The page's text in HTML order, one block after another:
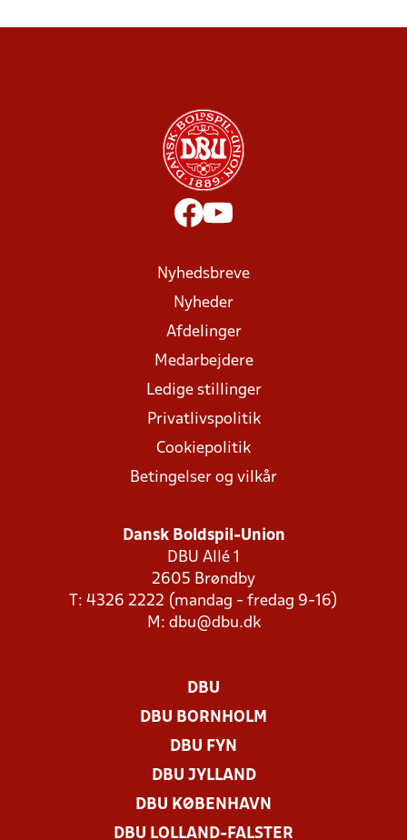
Nyhedsbreve
Nyheder
Afdelinger
Medarbejdere
Ledige stillinger
Privatlivspolitik
Cookiepolitik
Betingelser og vilkår
Dansk Boldspil-Union
DBU Allé 1
2605 Brøndby
T: 4326 2222 (mandag - fredag 9-16)
M: dbu@dbu.dk
DBU
DBU BORNHOLM
DBU FYN
DBU JYLLAND
DBU KØBENHAVN
DBU LOLLAND-FALSTER